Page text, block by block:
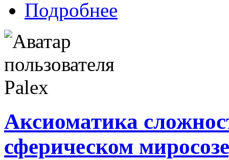
Подробнее
Аксиоматика
сферическом